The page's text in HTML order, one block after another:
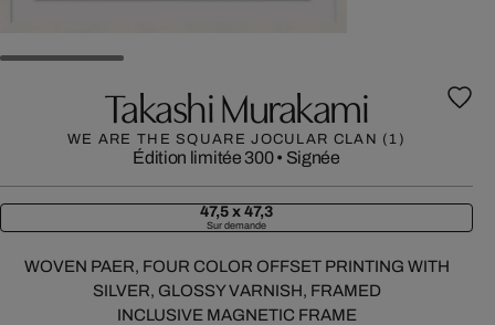
Takashi Murakami
WE ARE THE SQUARE JOCULAR CLAN (1)
Édition limitée 300• Signée
47,5 x 47,3
Sur demande
WOVEN PAER, FOUR COLOR OFFSET PRINTING WITH
SILVER, GLOSSY VARNISH, FRAMED
INCLUSIVE MAGNETIC FRAME